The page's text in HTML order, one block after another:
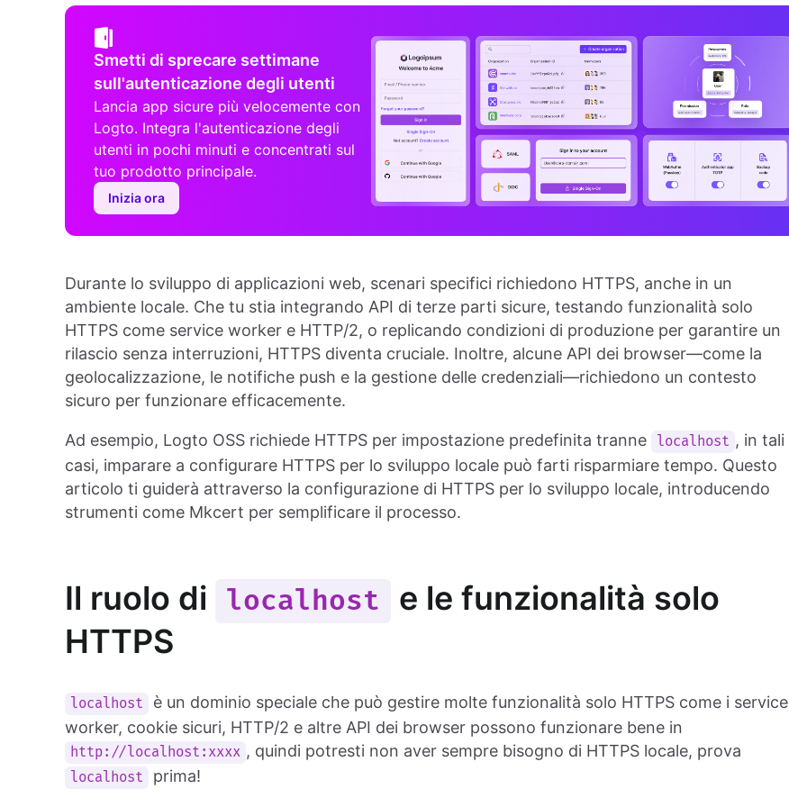
Smetti di sprecare settimane
sull'autenticazione degli utenti
Lancia app sicure più velocemente con
Logto. Integra l'autenticazione degli
utenti in pochi minuti e concentrati sul
tuo prodotto principale.
Inizia ora
Durante lo sviluppo di applicazioni web, scenari specifici richiedono HTTPS, anche in un
ambiente locale. Che tu stia integrando API di terze parti sicure, testando funzionalità solo
HTTPS come service worker e HTTP/2, o replicando condizioni di produzione per garantire un
rilascio senza interruzioni, HTTPS diventa cruciale. Inoltre, alcune API dei browser—come la
geolocalizzazione, le notifiche push e la gestione delle credenziali—richiedono un contesto
sicuro per funzionare efficacemente.
Ad esempio, Logto OSS richiede HTTPS per impostazione predefinita tranne localhost , in tali
casi, imparare a configurare HTTPS per lo sviluppo locale può farti risparmiare tempo. Questo
articolo ti guiderà attraverso la configurazione di HTTPS per lo sviluppo locale, introducendo
strumenti come Mkcert per semplificare il processo.
Il ruolo di localhost
e le funzionalità solo
HTTPS
localhost
è un dominio speciale che può gestire molte funzionalità solo HTTPS come i service
worker, cookie sicuri, HTTP/2 e altre API dei browser possono funzionare bene in
http://localhost:xxxx , quindi potresti non aver sempre bisogno di HTTPS locale, prova
localhost prima!